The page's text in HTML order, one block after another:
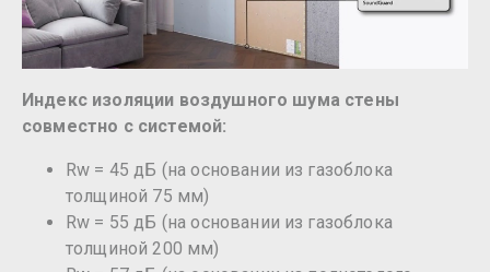
Индекс изоляции воздушного шума стены
совместно с системой:
Rw = 45 дБ (на основании из газоблока
толщиной 75 мм)
Rw = 55 дБ (на основании из газоблока
толщиной 200 мм)